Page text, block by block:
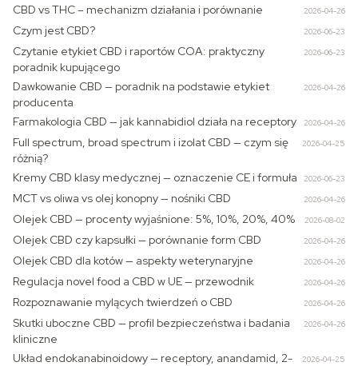
CBD vs THC – mechanizm działania i porównanie 2026-04-26
Czym jest CBD? 2026-06-23
Czytanie etykiet CBD i raportów COA: praktyczny
poradnik kupującego
2026-06-23
Dawkowanie CBD — poradnik na podstawie etykiet
producenta
2026-04-26
Farmakologia CBD — jak kannabidiol działa na receptory 2026-04-26
Full spectrum, broad spectrum i izolat CBD — czym się
różnią?
2026-04-25
Kremy CBD klasy medycznej — oznaczenie CE i formuła 2026-06-23
MCT vs oliwa vs olej konopny — nośniki CBD 2026-04-26
Olejek CBD — procenty wyjaśnione: 5%, 10%, 20%, 40% 2026-08-02
Olejek CBD czy kapsułki — porównanie form CBD 2026-04-26
Olejek CBD dla kotów — aspekty weterynaryjne 2026-04-26
Regulacja novel food a CBD w UE — przewodnik 2026-04-26
Rozpoznawanie mylących twierdzeń o CBD 2026-04-26
Skutki uboczne CBD — profil bezpieczeństwa i badania
kliniczne
2026-04-26
Układ endokanabinoidowy — receptory, anandamid, 2-
2026-04-25